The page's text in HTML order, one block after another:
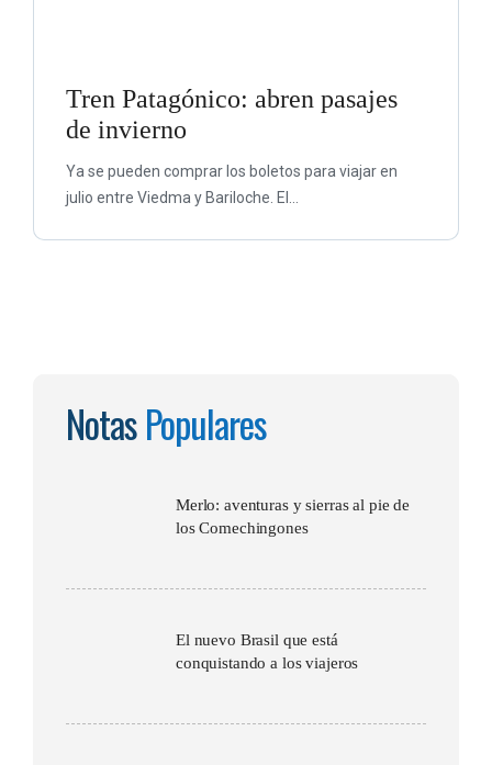
Tren Patagónico: abren pasajes
de invierno
Ya se pueden comprar los boletos para viajar en
julio entre Viedma y Bariloche. El...
NotasPopulares
Merlo: aventuras y sierras al pie de
los Comechingones
El nuevo Brasil que está
conquistando a los viajeros